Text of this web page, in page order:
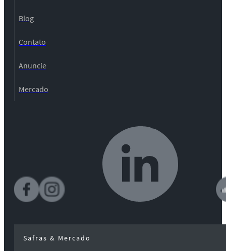
Blog
Contato
Anuncie
Mercado
Safras & Mercado